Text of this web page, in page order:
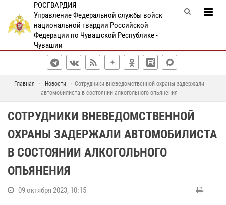
РОСГВАРДИЯ
Управление Федеральной службы войск
национальной гвардии Российской
Федерации по Чувашской Республике -
Чувашии
Главная Новости
Сотрудники вневедомственной охраны задержали
автомобилиста в состоянии алкогольного опьянения
СОТРУДНИКИ ВНЕВЕДОМСТВЕННОЙ
ОХРАНЫ ЗАДЕРЖАЛИ АВТОМОБИЛИСТА
В СОСТОЯНИИ АЛКОГОЛЬНОГО
ОПЬЯНЕНИЯ
09 октября 2023, 10:15